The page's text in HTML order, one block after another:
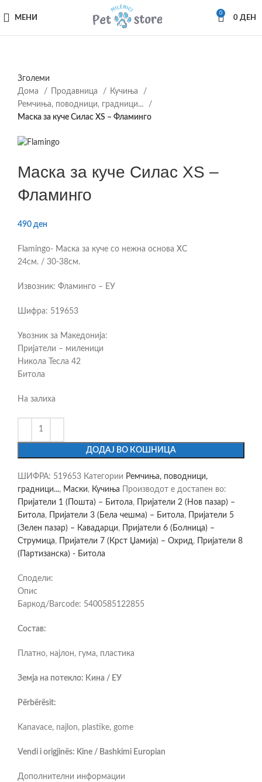
МЕНИ
0
0 ДЕН
Зголеми
Дома
Продавница
Кучиња
Ремчиња, поводници, градници...
Маска за куче Силас XS – Фламинго
Маска за куче Силас XS –
Фламинго
490 ден
Flamingo- Маска за куче со нежна основа ХС
24см. / 30-38см.
Извозник: Фламинго – ЕУ
Шифра: 519653
Увозник за Македонија:
Пријатели – миленици
Никола Тесла 42
Битола
На залиха
ДОДАЈ ВО КОШНИЦА
ШИФРА: 519653 Категории Ремчиња, поводници,
градници..., Маски, Кучиња
Производот е достапен во:
Пријатели 1 (Пошта) – Битола,
Пријатели 2 (Нов пазар) –
Битола, Пријатели 3 (Бела чешма) – Битола,
Пријатели 5
(Зелен пазар) – Кавадарци,
Пријатели 6 (Болница) –
Струмица, Пријатели 7 (Крст Џамија) – Охрид,
Пријатели 8
(Партизанска) - Битола
Сподели:
Опис
Баркод/Barcode: 5400585122855
Состав:
Платно, најлон, гума, пластика
Земја на потекло: Кина / ЕУ
Përbërësit:
Kanavace, najlon, plastike, gome
Vendi i origjinës: Kine / Bashkimi Europian
Дополнителни информации